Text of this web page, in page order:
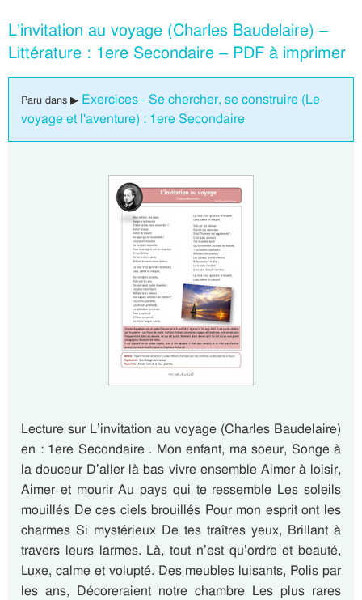
L’invitation au voyage (Charles Baudelaire) –
Littérature : 1ere Secondaire – PDF à imprimer
Paru dans ▶ Exercices - Se chercher, se construire (Le
voyage et l'aventure) : 1ere Secondaire
Lecture sur L’invitation au voyage (Charles Baudelaire)
en : 1ere Secondaire . Mon enfant, ma soeur, Songe à
la douceur D’aller là bas vivre ensemble Aimer à loisir,
Aimer et mourir Au pays qui te ressemble Les soleils
mouillés De ces ciels brouillés Pour mon esprit ont les
charmes Si mystérieux De tes traîtres yeux, Brillant à
travers leurs larmes. Là, tout n’est qu’ordre et beauté,
Luxe, calme et volupté. Des meubles luisants, Polis par
les ans, Décoreraient notre chambre Les plus rares